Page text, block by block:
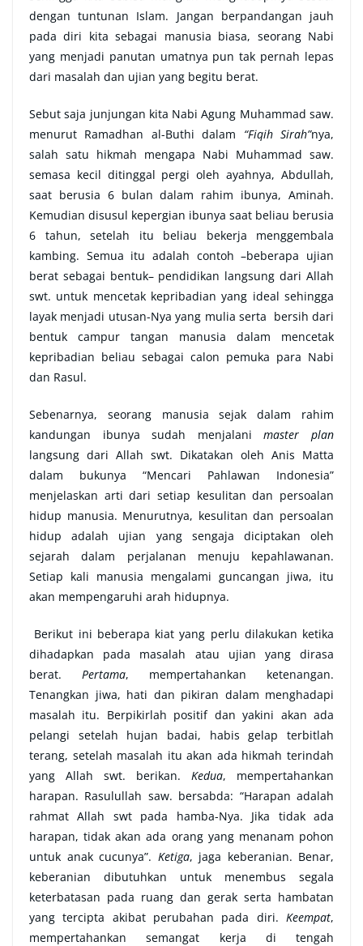
dengan tuntunan Islam. Jangan berpandangan jauh
pada diri kita sebagai manusia biasa, seorang Nabi
yang menjadi panutan umatnya pun tak pernah lepas
dari masalah dan ujian yang begitu berat.
Sebut saja junjungan kita Nabi Agung Muhammad saw.
menurut Ramadhan al-Buthi dalam “Fiqih Sirah”nya,
salah satu hikmah mengapa Nabi Muhammad saw.
semasa kecil ditinggal pergi oleh ayahnya, Abdullah,
saat berusia 6 bulan dalam rahim ibunya, Aminah.
Kemudian disusul kepergian ibunya saat beliau berusia
6 tahun, setelah itu beliau bekerja menggembala
kambing. Semua itu adalah contoh –beberapa ujian
berat sebagai bentuk– pendidikan langsung dari Allah
swt. untuk mencetak kepribadian yang ideal sehingga
layak menjadi utusan-Nya yang mulia serta bersih dari
bentuk campur tangan manusia dalam mencetak
kepribadian beliau sebagai calon pemuka para Nabi
dan Rasul.
Sebenarnya, seorang manusia sejak dalam rahim
kandungan ibunya sudah menjalanimaster plan
langsung dari Allah swt. Dikatakan oleh Anis Matta
dalam bukunya “Mencari Pahlawan Indonesia”
menjelaskan arti dari setiap kesulitan dan persoalan
hidup manusia. Menurutnya, kesulitan dan persoalan
hidup adalah ujian yang sengaja diciptakan oleh
sejarah dalam perjalanan menuju kepahlawanan.
Setiap kali manusia mengalami guncangan jiwa, itu
akan mempengaruhi arah hidupnya.
Berikut ini beberapa kiat yang perlu dilakukan ketika
dihadapkan pada masalah atau ujian yang dirasa
berat. Pertama, mempertahankan ketenangan.
Tenangkan jiwa, hati dan pikiran dalam menghadapi
masalah itu. Berpikirlah positif dan yakini akan ada
pelangi setelah hujan badai, habis gelap terbitlah
terang, setelah masalah itu akan ada hikmah terindah
yang Allah swt. berikan. Kedua, mempertahankan
harapan. Rasulullah saw. bersabda: “Harapan adalah
rahmat Allah swt pada hamba-Nya. Jika tidak ada
harapan, tidak akan ada orang yang menanam pohon
untuk anak cucunya”. Ketiga, jaga keberanian. Benar,
keberanian dibutuhkan untuk menembus segala
keterbatasan pada ruang dan gerak serta hambatan
yang tercipta akibat perubahan pada diri. Keempat,
mempertahankan semangat kerja di tengah